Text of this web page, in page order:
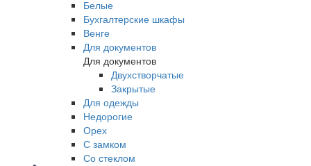
Белые
Бухгалтерские шкафы
Венге
Для документов
Для документов
Двухстворчатые
Закрытые
Для одежды
Недорогие
Орех
С замком
Со стеклом